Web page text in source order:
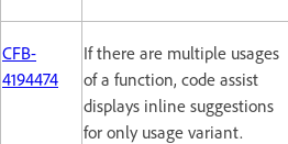
CFB-
4194474
If there are multiple usages
of a function, code assist
displays inline suggestions
for only usage variant.